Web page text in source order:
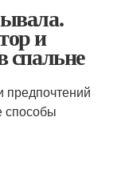
и
спальне
предпочтений
способы